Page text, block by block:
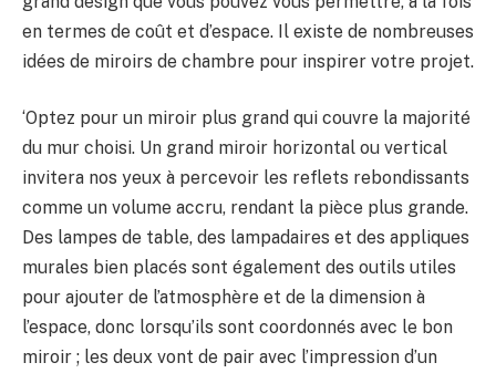
en termes de coût et d’espace. Il existe de nombreuses
idées de miroirs de chambre pour inspirer votre projet.
‘Optez pour un miroir plus grand qui couvre la majorité
du mur choisi. Un grand miroir horizontal ou vertical
invitera nos yeux à percevoir les reflets rebondissants
comme un volume accru, rendant la pièce plus grande.
Des lampes de table, des lampadaires et des appliques
murales bien placés sont également des outils utiles
pour ajouter de l’atmosphère et de la dimension à
l’espace, donc lorsqu’ils sont coordonnés avec le bon
miroir ; les deux vont de pair avec l’impression d’un